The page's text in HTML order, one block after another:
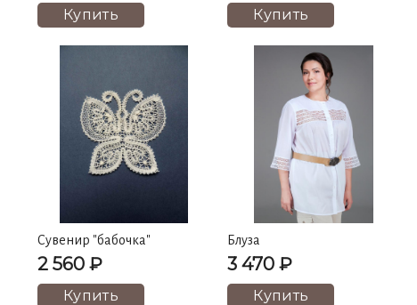
Купить Купить
Сувенир "бабочка"
2 560 ₽
Купить
Блуза
3 470 ₽
Купить